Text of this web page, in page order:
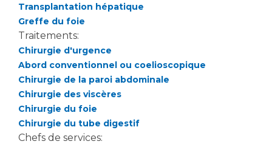
Transplantation hépatique
Greffe du foie
Traitements:
Chirurgie d'urgence
Abord conventionnel ou coelioscopique
Chirurgie de la paroi abdominale
Chirurgie des viscères
Chirurgie du foie
Chirurgie du tube digestif
Chefs de services: